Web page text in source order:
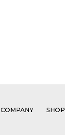
COMPANY SHOP